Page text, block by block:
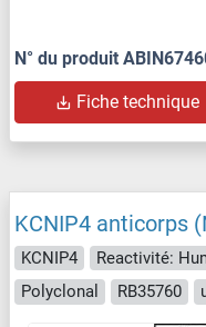
N° du produit
Fiche technique
KCNIP4 anticorps
KCNIP4 Reactivité:
Polyclonal
RB35760